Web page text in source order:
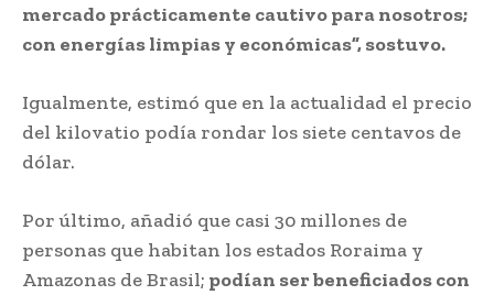
mercado prácticamente cautivo para nosotros;
con energías limpias y económicas”, sostuvo.
Igualmente, estimó que en la actualidad el precio
del kilovatio podía rondar los siete centavos de
dólar.
Por último, añadió que casi 30 millones de
personas que habitan los estados Roraima y
Amazonas de Brasil; podían ser beneficiados con